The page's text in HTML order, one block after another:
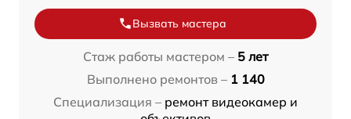
Вызвать мастера
Стаж работы мастером – 5 лет
Выполнено ремонтов – 1 140
Специализация – ремонт видеокамер и